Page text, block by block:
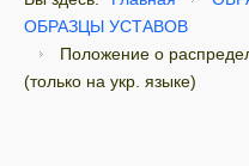
ОБРАЗЦЫ УСТАВОВ
Положение о
(только на укр. языке)